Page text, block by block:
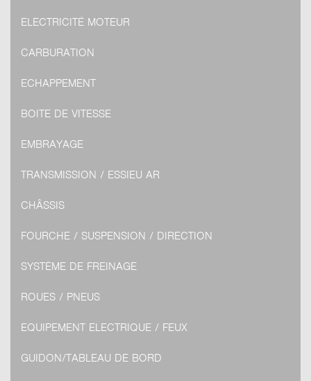
ELECTRICITÉ MOTEUR
CARBURATION
ECHAPPEMENT
BOITE DE VITESSE
EMBRAYAGE
TRANSMISSION / ESSIEU AR
CHÂSSIS
FOURCHE / SUSPENSION / DIRECTION
SYSTÈME DE FREINAGE
ROUES / PNEUS
EQUIPEMENT ELECTRIQUE / FEUX
GUIDON/TABLEAU DE BORD